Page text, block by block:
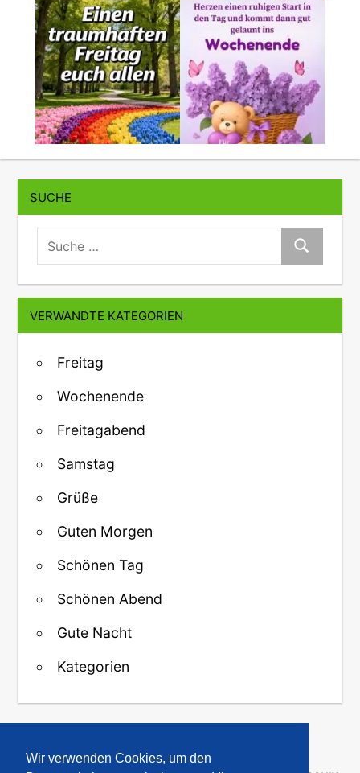
Wir verwenden Cookies, um den
SUCHE
suche:
Suche
VERWANDTE KATEGORIEN
Freitag
Wochenende
Freitagabend
Samstag
Grüße
Guten Morgen
Schönen Tag
Schönen Abend
Gute Nacht
Kategorien
↑ Zurück zum Anfang